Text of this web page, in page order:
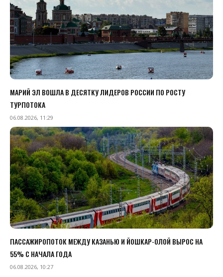
МАРИЙ ЭЛ ВОШЛА В ДЕСЯТКУ ЛИДЕРОВ РОССИИ ПО РОСТУ
ТУРПОТОКА
06.08.2026, 11:29
ПАССАЖИРОПОТОК МЕЖДУ КАЗАНЬЮ И ЙОШКАР-ОЛОЙ ВЫРОС НА
55% С НАЧАЛА ГОДА
06.08.2026, 10:27